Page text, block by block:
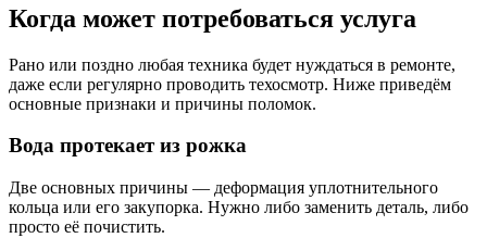
Когда может потребоваться услуга
Рано или поздно любая техника будет нуждаться в ремонте,
даже если регулярно проводить техосмотр. Ниже приведём
основные признаки и причины поломок.
Вода протекает из рожка
Две основных причины — деформация уплотнительного
кольца или его закупорка. Нужно либо заменить деталь, либо
просто её почистить.